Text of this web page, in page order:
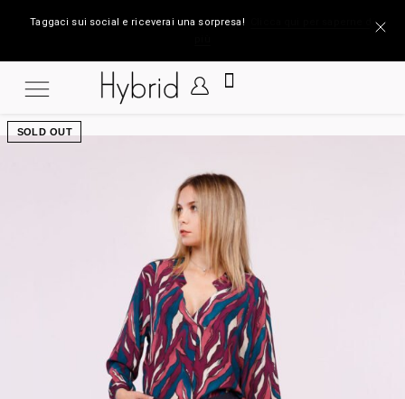
Taggaci sui social e riceverai una sorpresa!
SOLD OUT